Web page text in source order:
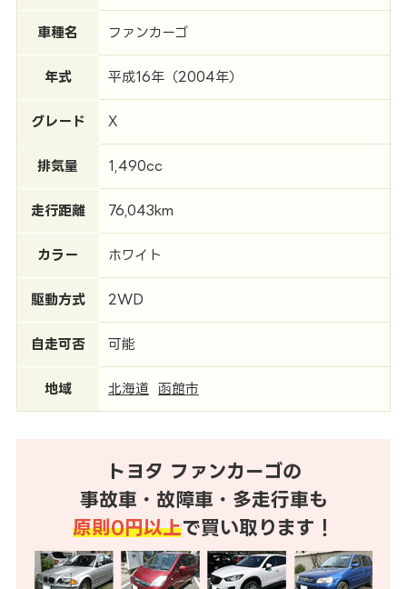
車種名 ファンカーゴ
年式 平成16年（2004年）
グレード X
排気量 1,490cc
走行距離 76,043km
カラー ホワイト
駆動方式 2WD
自走可否 可能
地域 北海道 函館市
トヨタ ファンカーゴの
事故車・故障車・多走行車も
原則0円以上で買い取ります！